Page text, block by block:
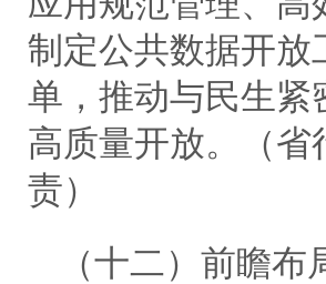
制定公共数据开放
单，推动与民生紧
高质量开放。（
责）
（十二）前瞻